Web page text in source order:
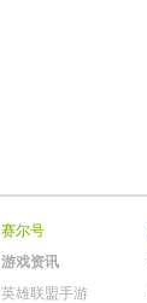
赛尔号
游戏资讯
英雄联盟手游